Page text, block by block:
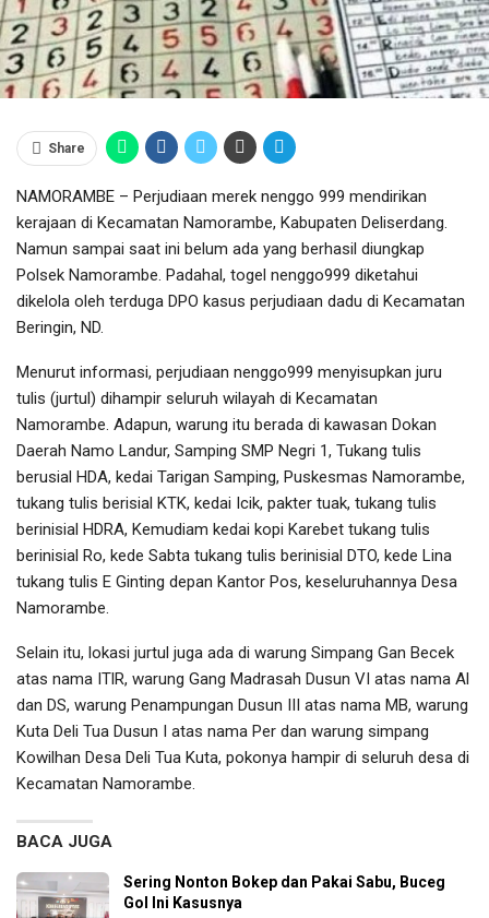
Share
NAMORAMBE – Perjudiaan merek nenggo 999 mendirikan
kerajaan di Kecamatan Namorambe, Kabupaten Deliserdang.
Namun sampai saat ini belum ada yang berhasil diungkap
Polsek Namorambe. Padahal, togel nenggo999 diketahui
dikelola oleh terduga DPO kasus perjudiaan dadu di Kecamatan
Beringin, ND.
Menurut informasi, perjudiaan nenggo999 menyisupkan juru
tulis (jurtul) dihampir seluruh wilayah di Kecamatan
Namorambe. Adapun, warung itu berada di kawasan Dokan
Daerah Namo Landur, Samping SMP Negri 1, Tukang tulis
berusial HDA, kedai Tarigan Samping, Puskesmas Namorambe,
tukang tulis berisial KTK, kedai Icik, pakter tuak, tukang tulis
berinisial HDRA, Kemudiam kedai kopi Karebet tukang tulis
berinisial Ro, kede Sabta tukang tulis berinisial DTO, kede Lina
tukang tulis E Ginting depan Kantor Pos, keseluruhannya Desa
Namorambe.
Selain itu, lokasi jurtul juga ada di warung Simpang Gan Becek
atas nama ITlR, warung Gang Madrasah Dusun VI atas nama Al
dan DS, warung Penampungan Dusun III atas nama MB, warung
Kuta Deli Tua Dusun I atas nama Per dan warung simpang
Kowilhan Desa Deli Tua Kuta, pokonya hampir di seluruh desa di
Kecamatan Namorambe.
BACA JUGA
Sering Nonton Bokep dan Pakai Sabu, Buceg
Gol Ini Kasusnya